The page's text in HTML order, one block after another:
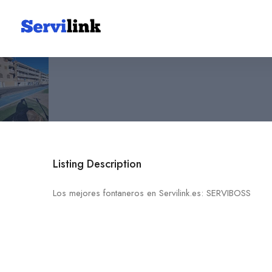
SERVIBOSS
Listing Description
Los mejores fontaneros en Servilink.es: SERVIBOSS